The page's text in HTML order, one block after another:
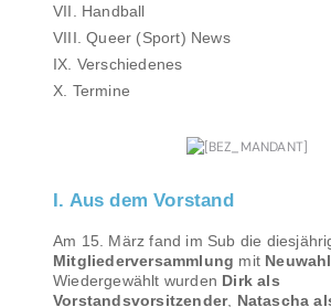
VII. Handball
VIII. Queer (Sport) News
IX. Verschiedenes
X. Termine
I. Aus dem Vorstand
Am 15. März fand im Sub die
Mitgliederversammlung mit
Wiedergewählt wurden Dirk als
Vorstandsvorsitzender, Natascha